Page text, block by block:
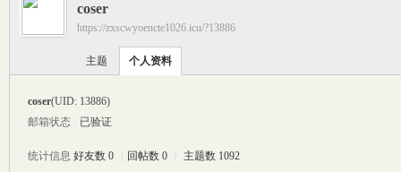
›
coser
https://zxscwyoencte1026.icu/?13886
主题 个人资料
coser(UID: 13886)
邮箱状态
已验证
统计信息 好友数 0 回帖数 0 主题数 1092